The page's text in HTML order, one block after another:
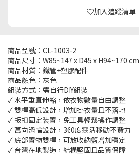
加入追蹤清單
商品型號：CL-1003-2
商品尺寸：W85~147 x D45 x H94~170 cm
商品材質：鐵管+塑膠配件
商品顏色：灰色
組裝方式：需自行DIY組裝
✓ 水平垂直伸縮，依衣物數量自由調整
✓ 雙桿高低設計，增加掛衣量且不落地
✓ 扳扣固定裝置，免工具輕鬆操作調整
✓ 萬向滑輪設計，360度靈活移動不費力
✓ 底部置物雙桿，可放收納籃增加穩定
✓ 台灣在地製造，結構堅固且品質保障